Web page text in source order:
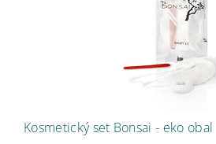
Kosmetický set Bonsai - eko obal